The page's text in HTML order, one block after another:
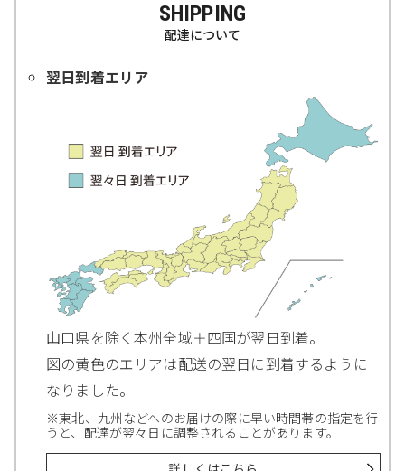
SHIPPING
配達について
翌日到着エリア
山口県を除く本州全域＋四国が翌日到着。
図の黄色のエリアは配送の翌日に到着するように
なりました。
※東北、九州などへのお届けの際に早い時間帯の指定を行
うと、配達が翌々日に調整されることがあります。